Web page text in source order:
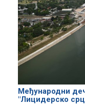
Међународни
"Лицидерско